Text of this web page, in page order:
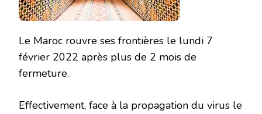
Le Maroc rouvre ses frontières le lundi 7
février 2022 après plus de 2 mois de
fermeture.
Effectivement, face à la propagation du virus le